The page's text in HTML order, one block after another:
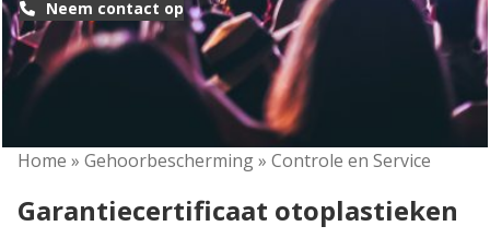
Neem contact op
Home » Gehoorbescherming» Controle en Service
Garantiecertificaat otoplastieken